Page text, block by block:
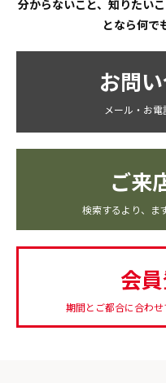
分からないこと、知りたい
となら何で
お問
メール・お電
ご来
検索するより、ま
会
期間とご都合に合わ